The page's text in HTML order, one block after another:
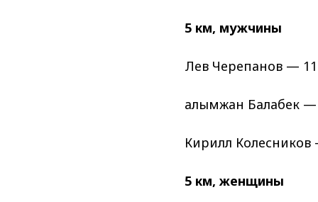
5 км, мужчины
Лев Черепанов —
Ғалымжан Балабек
Кирилл
5 км, женщины